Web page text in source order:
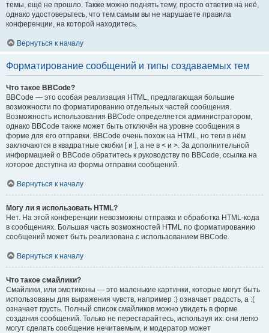
темы, ещё не прошло. Также можно поднять тему, просто ответив на неё,
однако удостоверьтесь, что тем самым вы не нарушаете правила
конференции, на которой находитесь.
Вернуться к началу
Форматирование сообщений и типы создаваемых тем
Что такое BBCode?
BBCode — это особая реализация HTML, предлагающая большие
возможности по форматированию отдельных частей сообщения.
Возможность использования BBCode определяется администратором,
однако BBCode также может быть отключён на уровне сообщения в
форме для его отправки. BBCode очень похож на HTML, но теги в нём
заключаются в квадратные скобки [ и ], а не в < и >. За дополнительной
информацией о BBCode обратитесь к руководству по BBCode, ссылка на
которое доступна из формы отправки сообщений.
Вернуться к началу
Могу ли я использовать HTML?
Нет. На этой конференции невозможны отправка и обработка HTML-кода
в сообщениях. Большая часть возможностей HTML по форматированию
сообщений может быть реализована с использованием BBCode.
Вернуться к началу
Что такое смайлики?
Смайлики, или эмотиконы — это маленькие картинки, которые могут быть
использованы для выражения чувств, например :) означает радость, а :(
означает грусть. Полный список смайликов можно увидеть в форме
создания сообщений. Только не перестарайтесь, используя их: они легко
могут сделать сообщение нечитаемым, и модератор может